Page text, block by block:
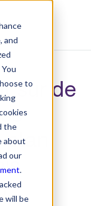
and
to
the
about
our
.
will be
sur de